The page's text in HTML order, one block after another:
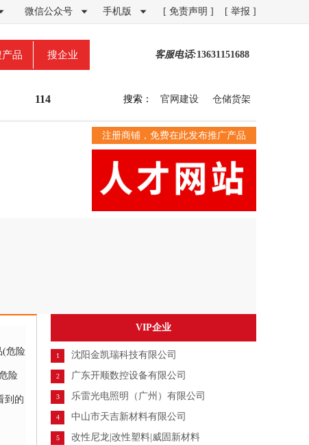
微信公众号  手机版  [ 免责声明 ] [ 举报 ]
产品 搜企业 客服电话:13631151688
114 搜索： 官网建设 仓储货架
注册商铺，免费在此发布推广产品
(危险
险
到的
VIP企业
1 沈阳金凯瑞科技有限公司
2 广东开顺数控设备有限公司
3 乐雷光电照明（广州）有限公司
4 中山市天吉新材料有限公司
5 改性尼龙|改性塑料|威固新材料